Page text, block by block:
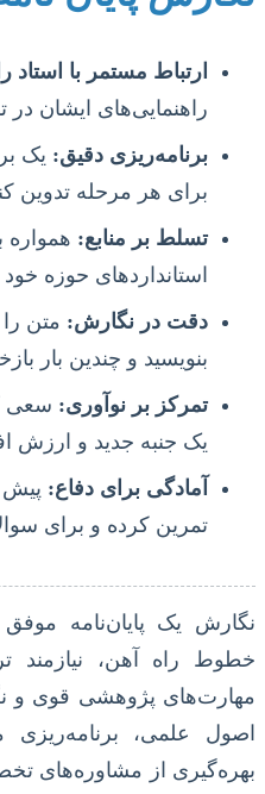
ارتباط مستمر با استاد
راهنمایی‌های ایشان در
برنامه‌ریزی دقیق: یک
برای هر مرحله تدوین
تسلط بر منابع: همواره
استانداردهای حوزه
دقت در نگارش: متن
بنویسید و چندین بار
تمرکز بر نوآوری: سعی
یک جنبه جدید و ارزش
آمادگی برای دفاع: پیش
تمرین کرده و برای
نگارش یک پایان‌نامه
خطوط راه آهن، نیازمند
مهارت‌های پژوهشی قوی و
اصول علمی،
بهره‌گیری از مشاوره‌های